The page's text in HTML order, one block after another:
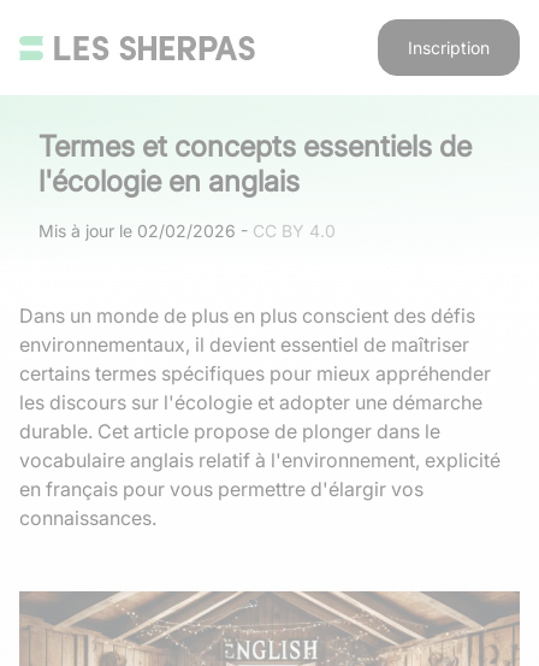
Inscription
Termes et concepts essentiels de
l'écologie en anglais
Mis à jour le 02/02/2026 - CC BY 4.0
Dans un monde de plus en plus conscient des défis
environnementaux, il devient essentiel de maîtriser
certains termes spécifiques pour mieux appréhender
les discours sur l'écologie et adopter une démarche
durable. Cet article propose de plonger dans le
vocabulaire anglais relatif à l'environnement, explicité
en français pour vous permettre d'élargir vos
connaissances.